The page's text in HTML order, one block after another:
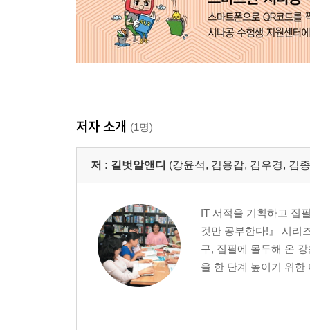
저자 소개 (1명)
저 : 길벗알앤디 (강윤석, 김용갑, 김우경, 김
IT 서적을 기획하고 집
것만 공부한다!』 시리
구, 집필에 몰두해 온
을 한 단계 높이기 위한